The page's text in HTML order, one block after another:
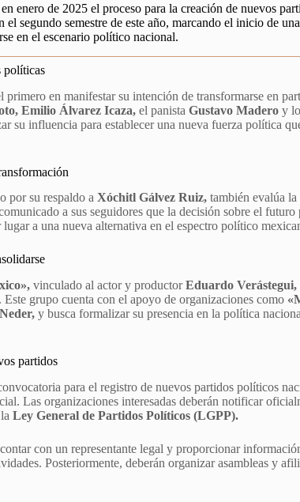
enero de 2025 el proceso para la creación de nuevos
segundo semestre de este año, marcando el inicio de
en el escenario político nacional.
políticas
primero en manifestar su intención de transformarse en
Emilio Álvarez Icaza, el panista Gustavo Madero y
su influencia para establecer una nueva fuerza política
por su respaldo a Xóchitl Gálvez Ruiz, también evalúa
a sus seguidores que la decisión sobre el
a una nueva alternativa en el espectro político
vinculado al actor y productorEduardo Verástegui,
grupo cuenta con el apoyo de organizaciones como
y busca formalizar su presencia en la política
partidos
para el registro de nuevos partidos políticos
Las organizaciones interesadas deberán notificar
Ley General de Partidos Políticos (LGPP).
con un representante legal y proporcionar
Posteriormente, deberán organizar asambleas y